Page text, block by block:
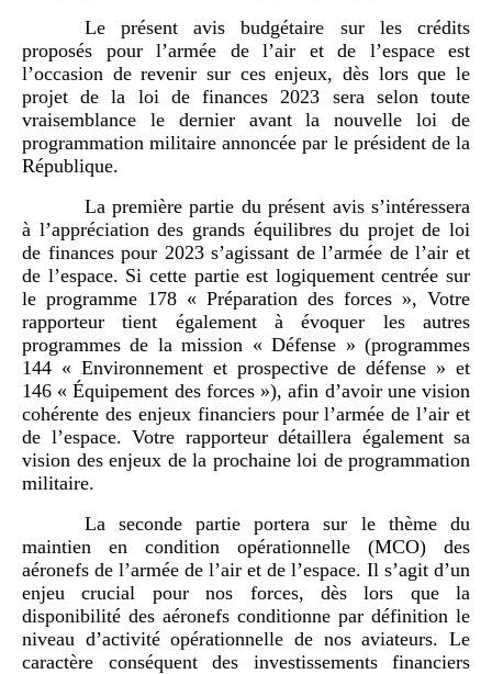
Le présent avis budgétaire sur les crédits
proposés pour l’armée de l’air et de l’espace est
l’occasion de revenir sur ces enjeux, dès lors que le
projet de la loi de finances 2023 sera selon toute
vraisemblance le dernier avant la nouvelle loi de
programmation militaire annoncée par le président de la
République.
La première partie du présent avis s’intéressera
à l’appréciation des grands équilibres du projet de loi
de finances pour 2023 s’agissant de l’armée de l’air et
de l’espace. Si cette partie est logiquement centrée sur
le programme 178 « Préparation des forces », Votre
rapporteur tient également à évoquer les autres
programmes de la mission « Défense » (programmes
144 « Environnement et prospective de défense » et
146 « Équipement des forces »), afin d’avoir une vision
cohérente des enjeux financiers pour l’armée de l’air et
de l’espace. Votre rapporteur détaillera également sa
vision des enjeux de la prochaine loi de programmation
militaire.
La seconde partie portera sur le thème du
maintien en condition opérationnelle (MCO) des
aéronefs de l’armée de l’air et de l’espace. Il s’agit d’un
enjeu crucial pour nos forces, dès lors que la
disponibilité des aéronefs conditionne par définition le
niveau d’activité opérationnelle de nos aviateurs. Le
caractère conséquent des investissements financiers